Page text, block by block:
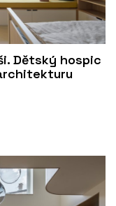
Dětský hospic